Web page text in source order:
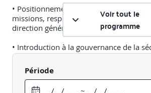
• Positionnement du RSSI dans
missions, responsabilités, relations
direction générale, le juridique et les
• Introduction à la gouvernance de la
• Présentation des référentiels et
27002, NIST, ANSSI…)
Voir tout le
programme
Période